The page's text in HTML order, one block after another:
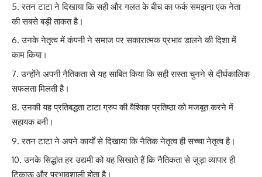
रतन टाटा ने दिखाया कि सही और गलत के बीच का फर्क समझना एक नेता
की सबसे बड़ी ताकत है।
उनके नेतृत्व में कंपनी ने समाज पर सकारात्मक प्रभाव डालने की दिशा में
काम किया।
उन्होंने अपनी नैतिकता से यह साबित किया कि सही रास्ता चुनने से दीर्घकालिक
सफलता मिलती है।
उनकी यह प्रतिबद्धता टाटा ग्रुप की वैश्विक प्रतिष्ठा को मजबूत करने में
सहायक बनी।
रतन टाटा ने अपने कार्यों से दिखाया कि नैतिक नेतृत्व ही सच्चा नेतृत्व है।
उनके सिद्धांत हर उद्यमी को यह सिखाते हैं कि नैतिकता से जुड़ा व्यापार ही
टिकाऊ और प्रभावशाली होता है।